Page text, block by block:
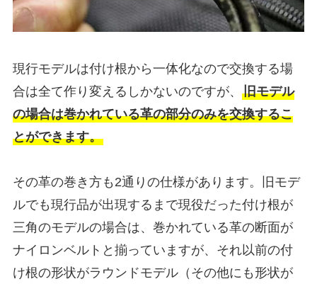
現行モデルは付け根から一体化なので交換する場
合は全て作り変えるしかないのですが、 旧モデル
の場合は巻かれている革の部分のみを交換するこ
とができます。
その革の巻き方も2通りの仕様があります。旧モデ
ルでも現行品が出現するまで現役だった付け根が
三角のモデルの場合は、巻かれている革の断面が
ナイロンベルトと揃っていますが、それ以前の付
け根の形状がラウンドモデル（その他にも形状が